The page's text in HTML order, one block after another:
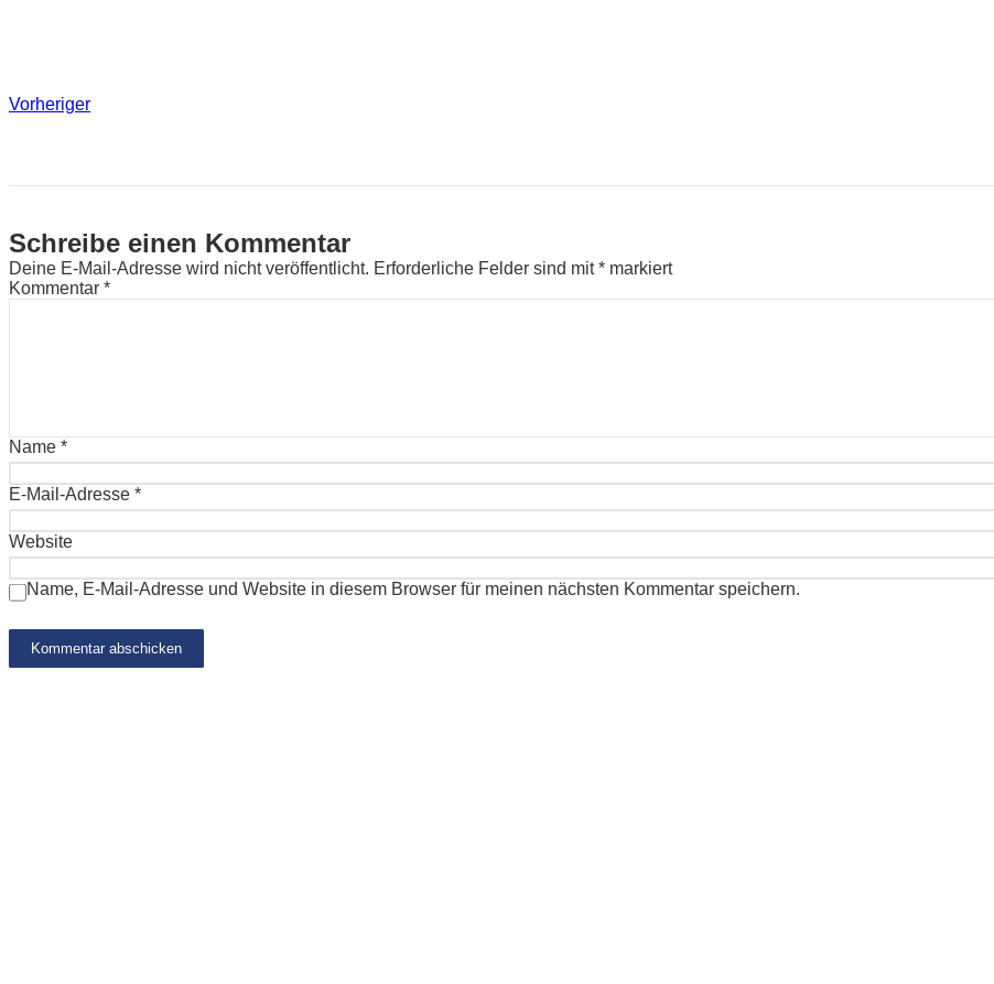
Vorheriger
Schreibe einen Kommentar
Deine E-Mail-Adresse wird nicht veröffentlicht. Erforderliche Felder sind mit* markiert
Kommentar *
Name *
E-Mail-Adresse *
Website
Name, E-Mail-Adresse und Website in diesem Browser für meinen nächsten Kommentar speichern.